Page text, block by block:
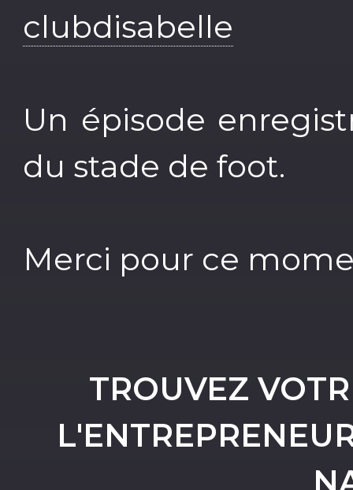
clubdisabelle
Un épisode
du stade de foot.
Merci pour ce
TROUVEZ